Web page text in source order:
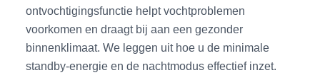
ontvochtigingsfunctie helpt vochtproblemen
voorkomen en draagt bij aan een gezonder
binnenklimaat. We leggen uit hoe u de minimale
standby-energie en de nachtmodus effectief inzet.